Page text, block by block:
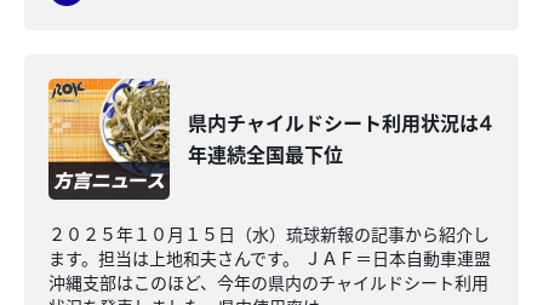
県内チャイルドシート利用状況は4
年連続全国最下位
２０２５年１０月１５日（水）琉球新報の記事から紹介し
ます。担当は上地和夫さんです。 ＪＡＦ＝日本自動車連盟
沖縄支部はこのほど、今年の県内のチャイルドシート利用